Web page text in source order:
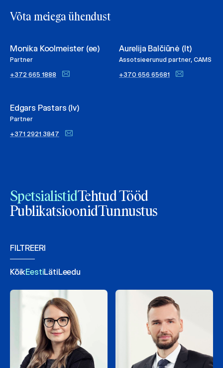
Võta meiega ühendust
Monika Koolmeister (ee)
Partner
+372 665 1888
Edgars Pastars (lv)
Partner
+371 2921 3847
Aurelija Balčiūnė (lt)
Assotsieerunud partner, CAMS
+370 656 65681
SpetsialistidTehtud Tööd
PublikatsioonidTunnustus
FILTREERI
KõikEestiLätiLeedu